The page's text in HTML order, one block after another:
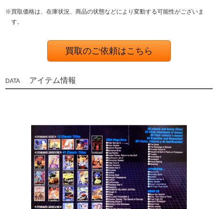
※買取価格は、在庫状況、商品の状態などにより変動する可能性がございま
す。
買取のご依頼はこちら
アイテム情報